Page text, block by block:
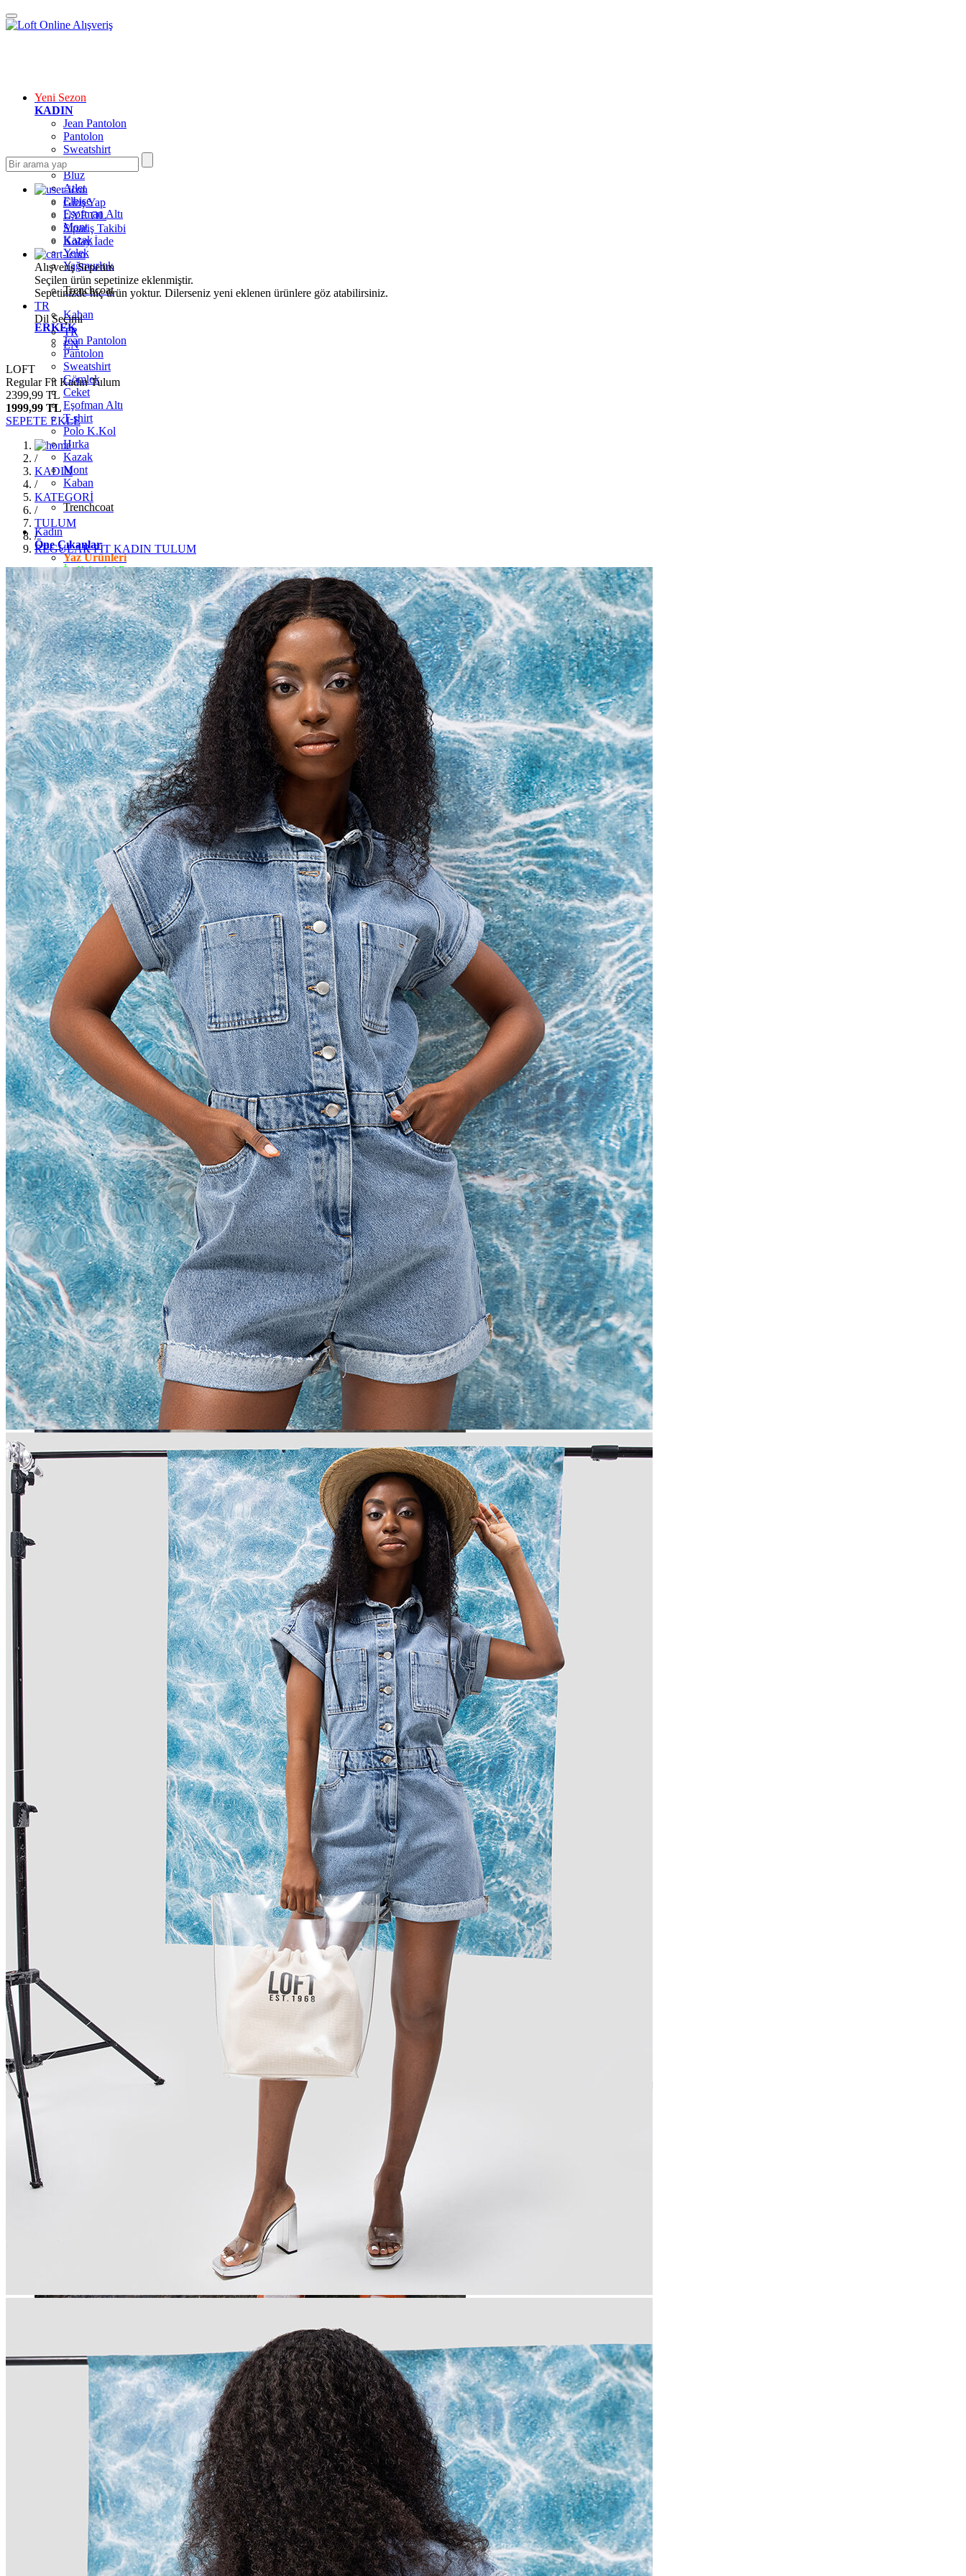
Yeni Sezon
KADIN
Jean Pantolon
Pantolon
Sweatshirt
Gömlek
Bluz
Atlet
Elbise
Eşofman Altı
Mont
Kazak
Yelek
Yağmurluk
Trenchcoat
Kaban
ERKEK
Jean Pantolon
Pantolon
Sweatshirt
Gömlek
Ceket
Eşofman Altı
T-shirt
Polo K.Kol
Hırka
Kazak
Mont
Kaban
Trenchcoat
Kadın
Öne Çıkanlar
Yaz Ürünleri
İndirimdekiler
Giyim
Jean Pantolon
Pantolon
Gömlek
T-shirt
Polo T-shirt
Bluz
Etek
Elbise
Şort
Kapri
Atlet
Top
Sweatshirt
Kazak
Yelek
Eşofman Altı
Bikini/Mayo
Tulum
Dış Giyim
Yağmurluk
Trenchcoat
Mont
Ceket
Erkek
Öne Çıkanlar
Online Özel Koleksiyon
Öne Çıkanlar
Yeni Sezon
Kadın Jean
Pantolon
Ceket
Gömlek
Elbise
Erkek Jean
Pantolon
Ceket
Gömlek
Giriş Yap
ÜYE OL
Sipariş Takibi
Kolay İade
Alışveriş Sepetim
Seçilen ürün sepetinize eklenmiştir.
Sepetinizde hiç ürün yoktur. Dilerseniz yeni eklenen ürünlere göz atabilirsiniz.
TR
Dil Seçimi
TR
EN
LOFT
Regular Fit Kadın Tulum
2399,99 TL
1999,99 TL
SEPETE EKLE
/
KADIN
/
KATEGORİ
/
TULUM
/
REGULAR FİT KADIN TULUM